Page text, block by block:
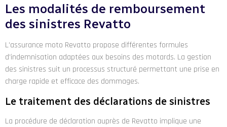
Les modalités de remboursement
des sinistres Revatto
L’assurance moto Revatto propose différentes formules
d’indemnisation adaptées aux besoins des motards. La gestion
des sinistres suit un processus structuré permettant une prise en
charge rapide et efficace des dommages.
Le traitement des déclarations de sinistres
La procédure de déclaration auprès de Revatto implique une